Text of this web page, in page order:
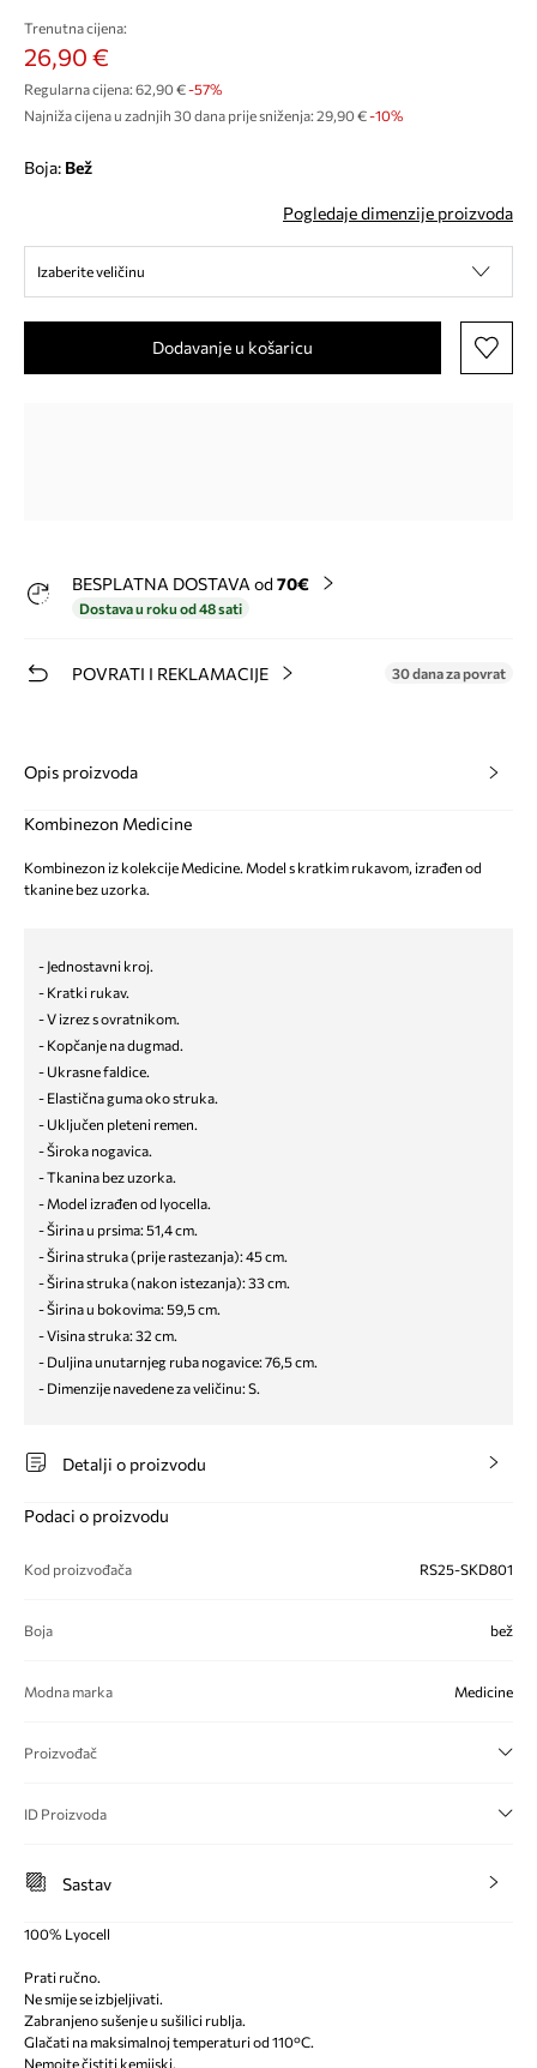
Trenutna cijena:
26,90 €
Regularna cijena: 62,90 €-57%
Najniža cijena u zadnjih 30 dana prije sniženja: 29,90 € -10%
Boja: bež
Pogledaje dimenzije proizvoda
Izaberite veličinu
Dodavanje u košaricu
BESPLATNA DOSTAVA od 70€
Dostava u roku od 48 sati
POVRATI I REKLAMACIJE 30 dana za povrat
Opis proizvoda
Kombinezon Medicine
Kombinezon iz kolekcije Medicine. Model s kratkim rukavom, izrađen od
tkanine bez uzorka.
- Jednostavni kroj.
- Kratki rukav.
- V izrez s ovratnikom.
- Kopčanje na dugmad.
- Ukrasne faldice.
- Elastična guma oko struka.
- Uključen pleteni remen.
- Široka nogavica.
- Tkanina bez uzorka.
- Model izrađen od lyocella.
- Širina u prsima: 51,4 cm.
- Širina struka (prije rastezanja): 45 cm.
- Širina struka (nakon istezanja): 33 cm.
- Širina u bokovima: 59,5 cm.
- Visina struka: 32 cm.
- Duljina unutarnjeg ruba nogavice: 76,5 cm.
- Dimenzije navedene za veličinu: S.
Detalji o proizvodu
Podaci o proizvodu
Kod proizvođača RS25-SKD801
Boja bež
Modna marka Medicine
Proizvođač
ID Proizvoda
Sastav
100% Lyocell
Prati ručno.
Ne smije se izbjeljivati.
Zabranjeno sušenje u sušilici rublja.
Glačati na maksimalnoj temperaturi od 110°C.
Nemojte čistiti kemijski.